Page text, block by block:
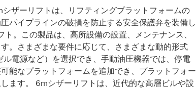
ザーリフトは、リフティングプラットフォームの
パイプラインの破損を防止する安全保護弁を装備し
。この製品は、高所設備の設置、メンテナンス、
。さまざまな要件に応じて、さまざまな動的形式
電源など）を選択でき、手動油圧機器では、停電
能なプラットフォームを追加でき、プラットフォー
ます。 6mシザーリフトは、近代的な高層ビルや設